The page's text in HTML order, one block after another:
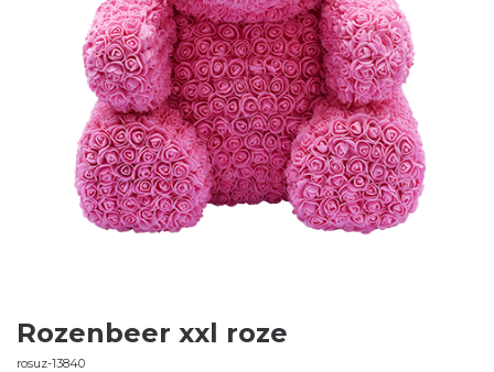
Rozenbeer xxl roze
rosuz-13840